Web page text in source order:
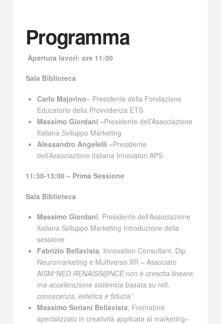
Programma
Apertura lavori: ore 11:00
Sala Biblioteca
Carlo Majorino– Presidente della Fondazione
Educatorio della Provvidenza ETS
Massimo Giordani –Presidente dell’Associazione
Italiana Sviluppo Marketing
Alessandro Angelelli –Presidente
dell’Associazione Italiana Innovatori APS
11:30-13:00 – Prima Sessione
Sala Biblioteca
Massimo Giordani, Presidente dell’Associazione
Italiana Sviluppo Marketing Introduzione della
sessione
Fabrizio Bellavista, Innovation Consultant, Dip.
Neuromarketing e Multiverso XR – Associato
AISM“NEO RENAISS@NCE non è crescita lineare,
ma accelerazione sistemica basata su reti,
conoscenza, estetica e fiducia”
Massimo Soriani Bellavista, Formatore
specializzato in creatività applicata al marketing–